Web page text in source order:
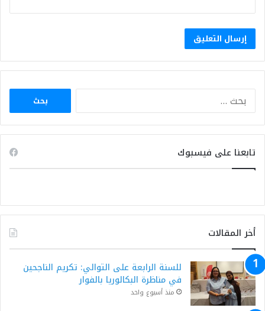
البحث
تابعنا على فيسبوك
أخر المقالات
للسنة الرابعة على التوالي: تكريم الناجحين
في مناظرة البكالوريا بالفوار
منذ أسبوع واحد